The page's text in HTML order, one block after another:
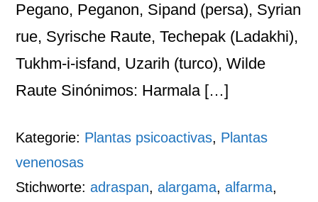
Pegano, Peganon, Sipand (persa), Syrian
rue, Syrische Raute, Techepak (Ladakhi),
Tukhm-i-isfand, Uzarih (turco), Wilde
Raute Sinónimos: Harmala […]
Kategorie: Plantas psicoactivas, Plantas
venenosas
Stichworte:adraspan,alargama,alfarma,